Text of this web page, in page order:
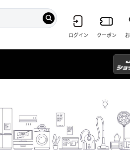
ログイン クーポン